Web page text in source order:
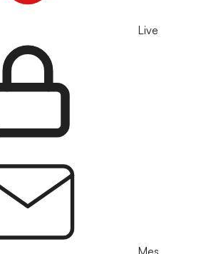
Live
Mes